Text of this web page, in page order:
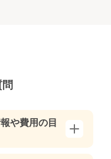
や費用の目